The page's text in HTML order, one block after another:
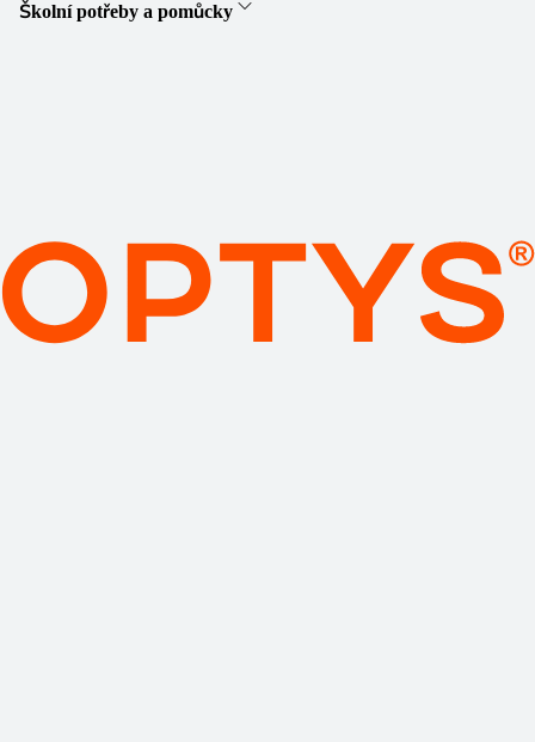
Školní potřeby a pomůcky